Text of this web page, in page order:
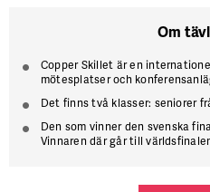
Om
Copper Skillet är en
mötesplatser och
Det finns två klasser: seniorer
Den som vinner den svenska
Vinnaren där går till